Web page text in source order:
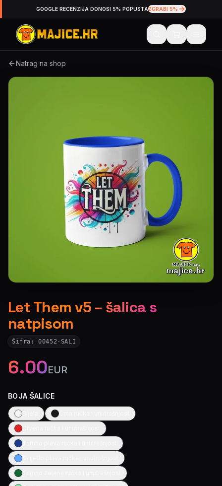
GOOGLE RECENZIJA DONOSI 5% POPUSTAZGRABI 5%
Natrag na shop
Let Them v5 – šalica s
natpisom
Šifra:00452-SALI
6.00EUR
BOJA ŠALICE